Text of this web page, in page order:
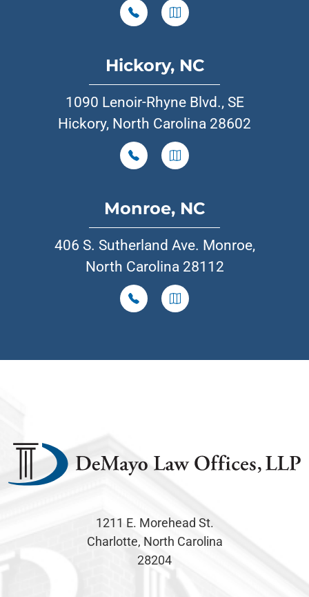
Hickory, NC
1090 Lenoir-Rhyne Blvd., SE
Hickory, North Carolina 28602
Monroe, NC
406 S. Sutherland Ave. Monroe,
North Carolina 28112
1211 E. Morehead St.
Charlotte, North Carolina
28204